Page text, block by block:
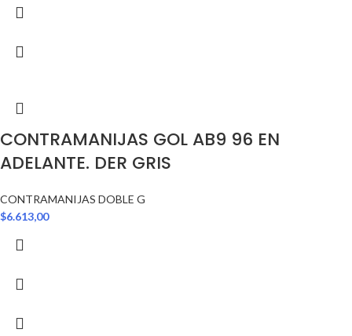
CONTRAMANIJAS GOL AB9 96 EN
ADELANTE. DER GRIS
CONTRAMANIJAS DOBLE G
$6.613,00